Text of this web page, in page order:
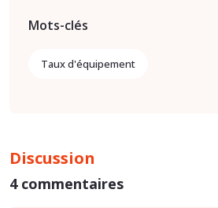
Mots-clés
Taux d'équipement
Discussion
4 commentaires